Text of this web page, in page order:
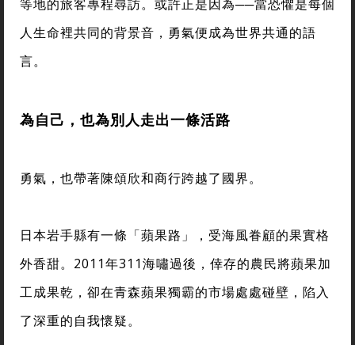
等地的旅客專程尋訪。或許正是因為──當恐懼是每個
人生命裡共同的背景音，勇氣便成為世界共通的語
言。
為自己，也為別人走出一條活路
勇氣，也帶著陳頌欣和商行跨越了國界。
日本岩手縣有一條「蘋果路」，受海風眷顧的果實格
外香甜。2011年311海嘯過後，倖存的農民將蘋果加
工成果乾，卻在青森蘋果獨霸的市場處處碰壁，陷入
了深重的自我懷疑。